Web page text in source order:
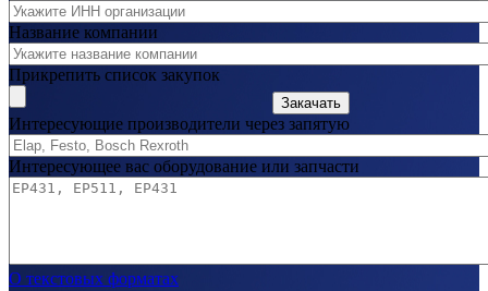
Название компании
Прикрепить список закупок
Закачать
Интересующие производители через запятую
Интересующее вас оборудование или запчасти
О текстовых форматах